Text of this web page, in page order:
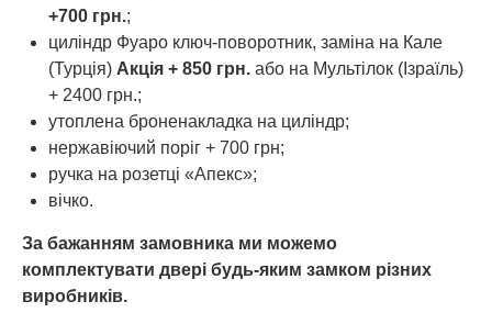
+700 грн.;
циліндр Фуаро ключ-поворотник, заміна на Кале
(Турція) Акція + 850 грн. або на Мультілок (Ізраїль)
+ 2400 грн.;
утоплена броненакладка на циліндр;
нержавіючий поріг + 700 грн;
ручка на розетці «Апекс»;
вічко.
За бажанням замовника ми можемо
комплектувати двері будь-яким замком різних
виробників.